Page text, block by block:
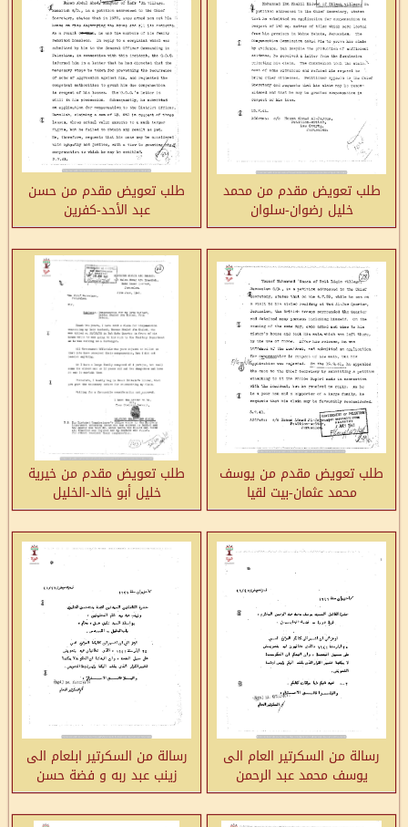
طلب تعويض مقدم من محمد
خليل رضوان-سلوان
طلب تعويض مقدم من حسن
عبد الأحد-كفرين
طلب تعويض مقدم من يوسف
محمد عثمان-بيت لقيا
طلب تعويض مقدم من خيرية
خليل أبو خالد-الخليل
رسالة من السكرتير العام الى
يوسف محمد عبد الرحمن
بخصوص رفض طلب التعويض
رسالة من السكرتير ابلعام الى
زينب عبد ربه و فضة حسن
الشقيري بخصوص رفض طلب
التعويض